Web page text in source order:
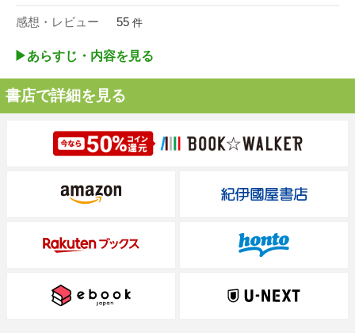
感想・レビュー 55 件
▶︎あらすじ・内容を見る
書店で詳細を見る